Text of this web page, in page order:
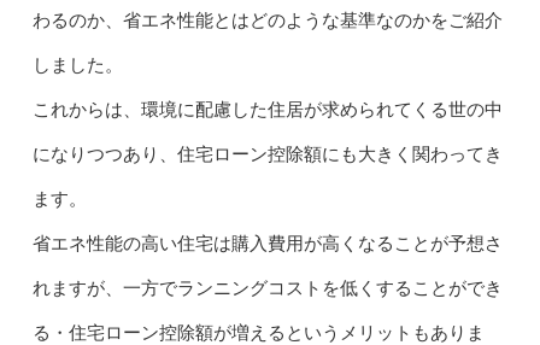
わるのか、省エネ性能とはどのような基準なのかをご紹介
しました。
これからは、環境に配慮した住居が求められてくる世の中
になりつつあり、住宅ローン控除額にも大きく関わってき
ます。
省エネ性能の高い住宅は購入費用が高くなることが予想さ
れますが、一方でランニングコストを低くすることができ
る・住宅ローン控除額が増えるというメリットもありま